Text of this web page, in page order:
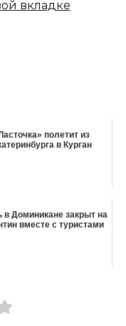
вкладке
полетит из
в Курган
в Доминикане закрыт на
вместе с туристами